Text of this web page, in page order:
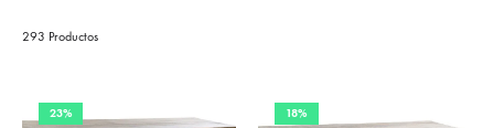
293 Productos
23% 18%